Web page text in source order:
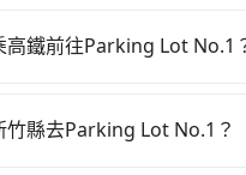
高鐵前往Parking Lot No.1
有63班車次，從最早
竹縣去Parking Lot No.1？